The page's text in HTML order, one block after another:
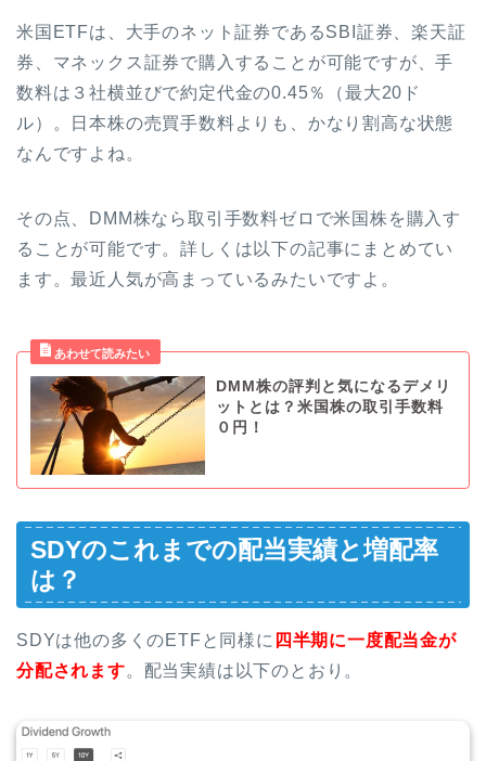
米国ETFは、大手のネット証券であるSBI証券、楽天証
券、マネックス証券で購入することが可能ですが、手
数料は３社横並びで約定代金の0.45％（最大20ド
ル）。日本株の売買手数料よりも、かなり割高な状態
なんですよね。
その点、DMM株なら取引手数料ゼロで米国株を購入す
ることが可能です。詳しくは以下の記事にまとめてい
ます。最近人気が高まっているみたいですよ。
DMM株の評判と気になるデメリ
ットとは？米国株の取引手数料
０円！
SDYのこれまでの配当実績と増配率
は？
SDYは他の多くのETFと同様に 四半期に一度配当金が
分配されます。配当実績は以下のとおり。